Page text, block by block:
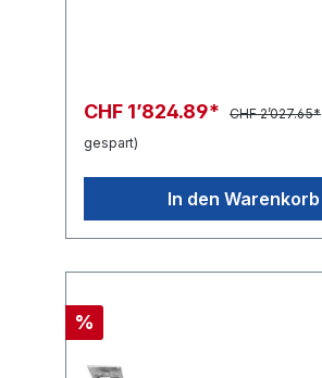
CHF 1’824.89* CHF 2’027.65*
gespart)
In den Warenkorb
%